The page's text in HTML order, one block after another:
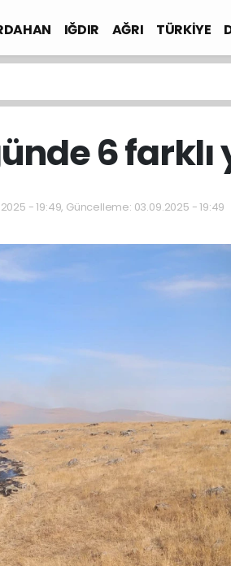
IĞDIR AĞRI TÜRKİYE
6 farklı
- 19:49, Güncelleme: 03.09.2025 - 19:49